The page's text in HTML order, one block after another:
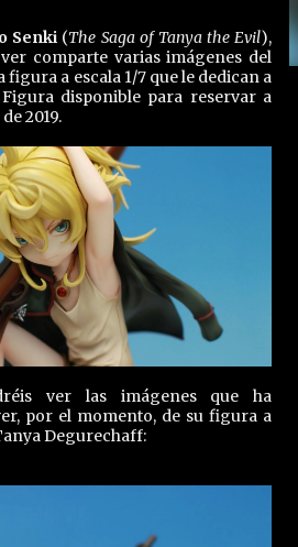
Senki (The Saga of Tanya the Evil),
comparte varias imágenes del
a escala 1/7 que le dedican a
disponible para reservar a
2019.
ver las imágenes que ha
por el momento, de su figura a
Degurechaff: